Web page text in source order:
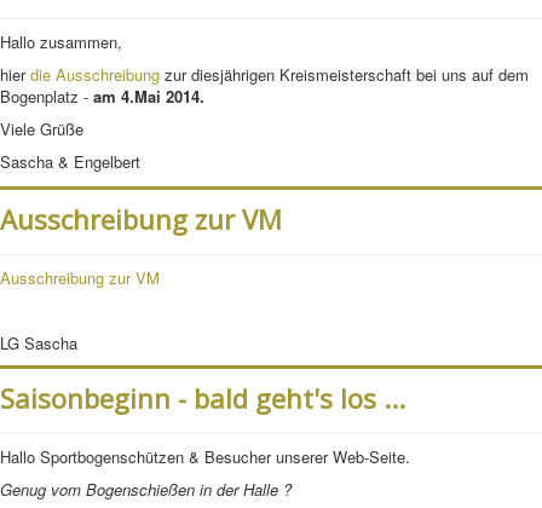
Downloads&Links
Kontakt
Hallo zusammen,
hierdie Ausschreibung zur diesjährigen Kreismeisterschaft bei uns auf dem
Bogenplatz - am 4.Mai 2014.
Viele Grüße
Sascha & Engelbert
Ausschreibung zur VM
Ausschreibung zur VM
LG Sascha
Saisonbeginn - bald geht's los ...
Hallo Sportbogenschützen & Besucher unserer Web-Seite.
Genug vom Bogenschießen in der Halle ?